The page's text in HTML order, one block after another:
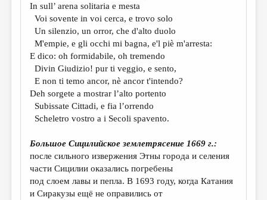
РЕДКОЛЛЕГИЯ
ОТ РЕДАКЦИИ
МАЛАЯ ПРОЗА
ЭССЕИСТИКА
ЛИТЕРАТУРОВЕДЕНИЕ
КУЛЬТУРОВЕДЕНИЕ
РЕЦЕНЗИРОВАНИЕ
ЦИКЛЫ ПУБЛИКАЦИЙ
ТРЕДИАКОВСКИЙ
In sull’ arena solitaria e mesta
Voi sovente in voi cerca, e trovo solo
Un silenzio, un orror, che d'alto duolo
M'empie, e gli occhi mi bagna, e'l piè m'arresta:
E dico: oh formidabile, oh tremendo
Divin Giudizio! pur ti veggio, e sento,
E non ti temo ancor, nè ancor t'intendo?
Deh sorgete a mostrar l’alto portento
Subissate Cittadi, e fia l’orrendo
Scheletro vostro a i Secoli spavento.
Большое Сицилийское землетрясение 1669 г.:
после сильного извержения Этны города и селения
части Сицилии оказались погребены
под слоем лавы и пепла. В 1693 году, когда Катания
и Сиракузы ещё не оправились от